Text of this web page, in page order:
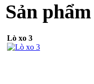
Sản
Lò xo 3